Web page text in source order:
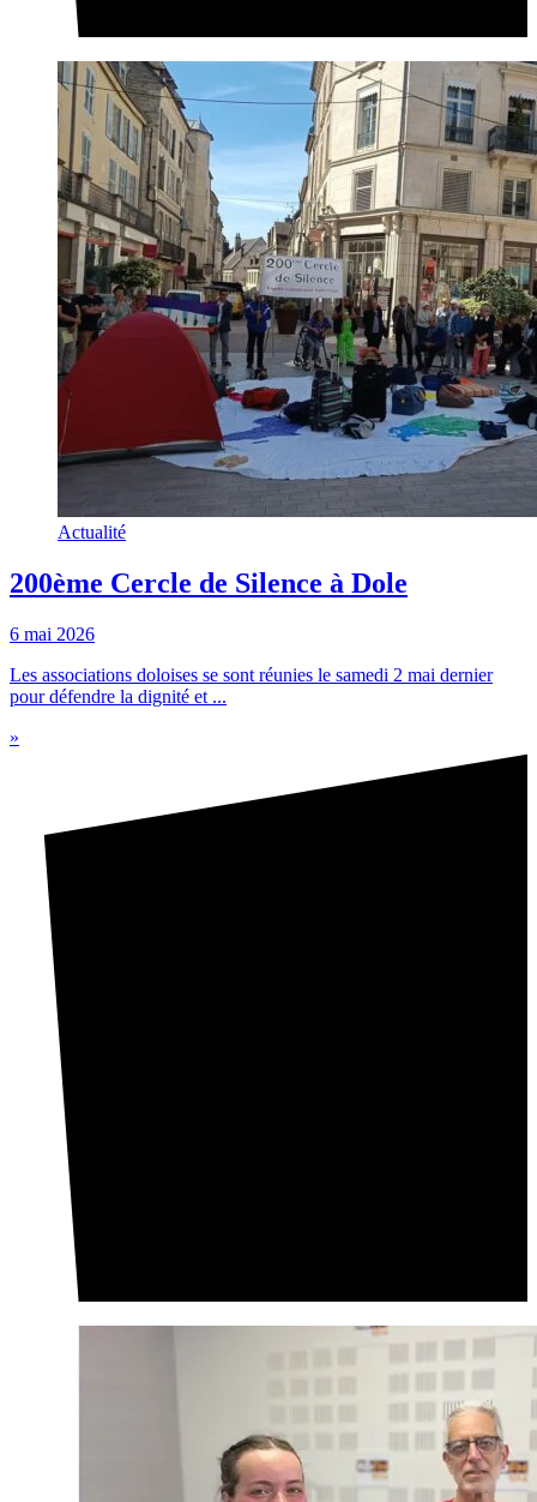
Actualité
200ème Cercle de Silence à Dole
6 mai 2026
Les associations doloises se sont réunies le samedi 2 mai dernier
pour défendre la dignité et ...
»